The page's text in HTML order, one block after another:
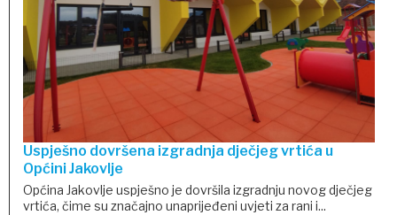
Uspješno dovršena izgradnja dječjeg vrtića u
Općini Jakovlje
Općina Jakovlje uspješno je dovršila izgradnju novog dječjeg
vrtića, čime su značajno unaprijeđeni uvjeti za rani i...